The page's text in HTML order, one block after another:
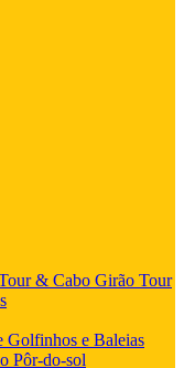
& Cabo Girão Tour
Golfinhos e Baleias
Pôr-do-sol